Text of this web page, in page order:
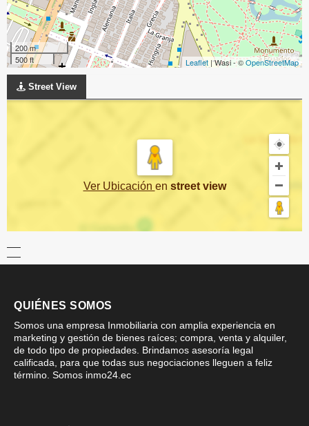
200 m
500 ft
Leaflet | Wasi - ©OpenStreetMap
Street View
Ver Ubicación en street view
QUIÉNES SOMOS
Somos una empresa Inmobiliaria con amplia experiencia en
marketing y gestión de bienes raíces; compra, venta y alquiler,
de todo tipo de propiedades. Brindamos asesoría legal
calificada, para que todas sus negociaciones lleguen a feliz
término. Somos inmo24.ec